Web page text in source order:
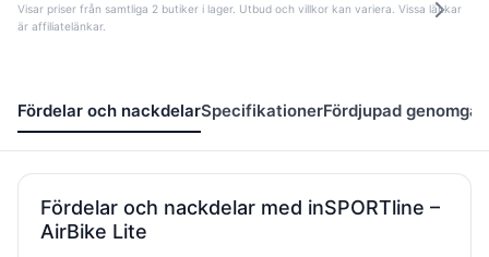
Visar priser från samtliga 2 butiker i lager. Utbud och villkor kan variera. Vissa länkar
är affiliatelänkar.
Fördelar och nackdelarSpecifikationerFördjupad
Fördelar och nackdelar med inSPORTline –
AirBike Lite